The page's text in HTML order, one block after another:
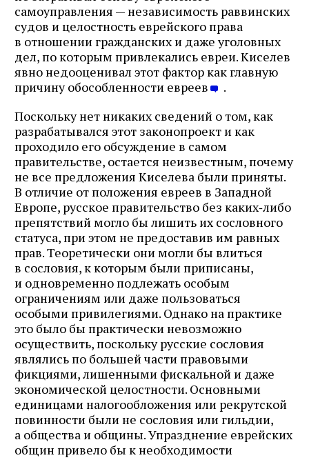
самоуправления — независимость раввинских
судов и целостность еврейского права
в отношении гражданских и даже уголовных
дел, по которым привлекались евреи. Киселев
явно недооценивал этот фактор как главную
причину обособленности евреев
.
Поскольку нет никаких сведений о том, как
разрабатывался этот законопроект и как
проходило его обсуждение в самом
правительстве, остается неизвестным, почему
не все предложения Киселева были приняты.
В отличие от положения евреев в Западной
Европе, русское правительство без каких‑либо
препятствий могло бы лишить их сословного
статуса, при этом не предоставив им равных
прав. Теоретически они могли бы влиться
в сословия, к которым были приписаны,
и одновременно подлежать особым
ограничениям или даже пользоваться
особыми привилегиями. Однако на практике
это было бы практически невозможно
осуществить, поскольку русские сословия
являлись по большей части правовыми
фикциями, лишенными фискальной и даже
экономической целостности. Основными
единицами налогообложения или рекрутской
повинности были не сословия или гильдии,
а общества и общины. Упразднение еврейских
общин привело бы к необходимости